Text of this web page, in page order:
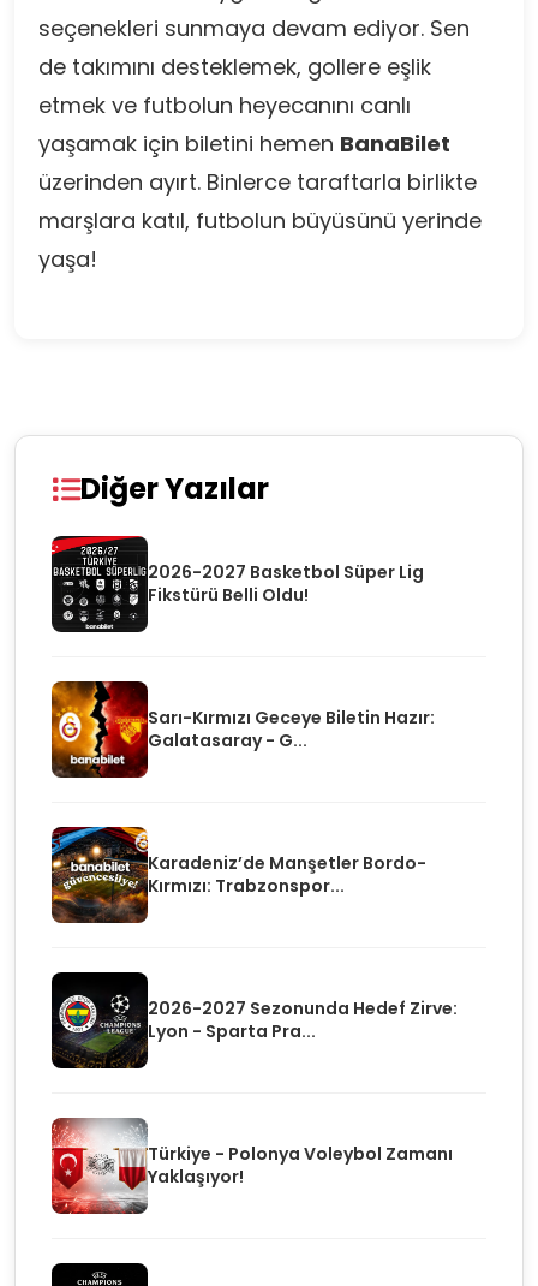
seçenekleri sunmaya devam ediyor. Sen
de takımını desteklemek, gollere eşlik
etmek ve futbolun heyecanını canlı
yaşamak için biletini hemen BanaBilet
üzerinden ayırt. Binlerce taraftarla birlikte
marşlara katıl, futbolun büyüsünü yerinde
yaşa!
Diğer Yazılar
2026-2027 Basketbol Süper Lig
Fikstürü Belli Oldu!
Sarı-Kırmızı Geceye Biletin Hazır:
Galatasaray - G...
Karadeniz’de Manşetler Bordo-
Kırmızı: Trabzonspor...
2026-2027 Sezonunda Hedef Zirve:
Lyon - Sparta Pra...
Türkiye - Polonya Voleybol Zamanı
Yaklaşıyor!